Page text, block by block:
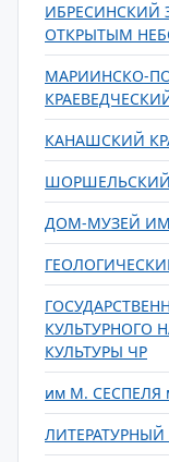
ИБРЕСИНСКИЙ
ОТКРЫТЫМ
МАРИИНСКО-
КАНАШСКИЙ
ДОМ-МУЗЕЙ
КУЛЬТУРНОГО
КУЛЬТУРЫ ЧР
им М. СЕСПЕЛЯ